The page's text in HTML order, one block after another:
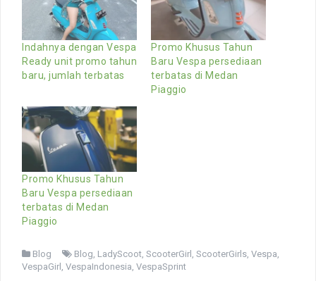
Indahnya dengan Vespa
Ready unit promo tahun
baru, jumlah terbatas
Promo Khusus Tahun
Baru Vespa persediaan
terbatas di Medan
Piaggio
Promo Khusus Tahun
Baru Vespa persediaan
terbatas di Medan
Piaggio
Blog Blog, LadyScoot, ScooterGirl , ScooterGirls, Vespa,
VespaGirl , VespaIndonesia, VespaSprint